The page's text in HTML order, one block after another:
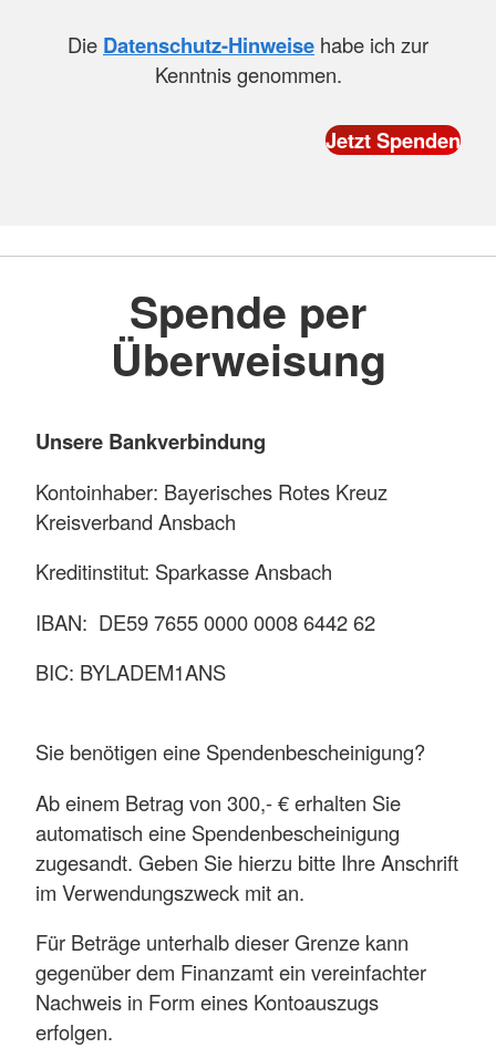
Die Datenschutz-Hinweise habe ich zur
Kenntnis genommen.
Spende per
Überweisung
Unsere Bankverbindung
Kontoinhaber: Bayerisches Rotes Kreuz
Kreisverband Ansbach
Kreditinstitut: Sparkasse Ansbach
IBAN: DE59 7655 0000 0008 6442 62
BIC: BYLADEM1ANS
Sie benötigen eine Spendenbescheinigung?
Ab einem Betrag von 300,- € erhalten Sie
automatisch eine Spendenbescheinigung
zugesandt. Geben Sie hierzu bitte Ihre Anschrift
im Verwendungszweck mit an.
Für Beträge unterhalb dieser Grenze kann
gegenüber dem Finanzamt ein vereinfachter
Nachweis in Form eines Kontoauszugs
erfolgen.